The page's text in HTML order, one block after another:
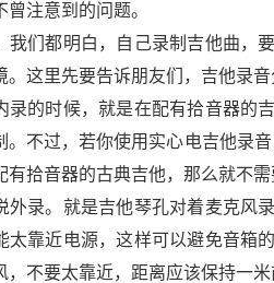
曾注意到的问题。
我们都明白，自己录制吉他曲，
。这里先要告诉朋友们，吉他录
录的时候，就是在配有拾音器的
。不过，若你使用实心电吉他录
有拾音器的古典吉他，那么就不
外录。就是吉他琴孔对着麦克风
太靠近电源，这样可以避免音箱
，不要太靠近，距离应该保持一